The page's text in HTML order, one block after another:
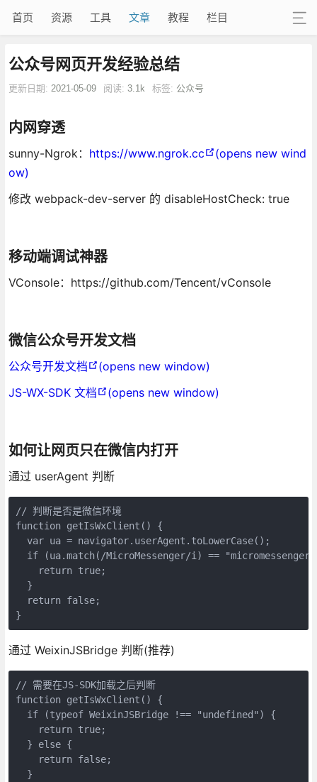
首页 资源 工具 文章 教程 栏目
公众号网页开发经验总结
更新日期: 2021-05-09 阅读: 3.1k 标签: 公众号
内网穿透
sunny-Ngrok： https://www.ngrok.cc
(opens new wind
ow)
修改 webpack-dev-server 的 disableHostCheck: true
移动端调试神器
VConsole：https://github.com/Tencent/vConsole
微信公众号开发文档
公众号开发文档
(opens new window)
JS-WX-SDK 文档
(opens new window)
如何让网页只在微信内打开
通过 userAgent 判断
// 判断是否是微信环境
function getIsWxClient() {
  var ua = navigator.userAgent.toLowerCase();
if (ua.match(/MicroMessenger/i) ==
    return true;
  }
  return false;
通过 WeixinJSBridge 判断(推荐)
// 需要在JS-SDK加载之后判断
function getIsWxClient() {
  if (typeof WeixinJSBridge !== "undefined") {
    return true;
  } else {
    return false;
  }